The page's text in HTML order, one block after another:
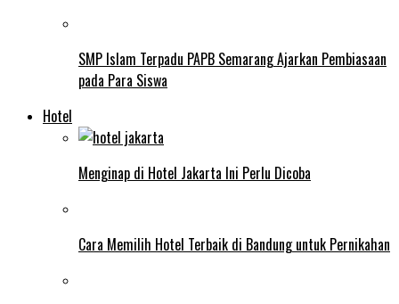
SMP Islam Terpadu PAPB Semarang Ajarkan Pembiasaan
pada Para Siswa
Hotel
Menginap di Hotel Jakarta Ini Perlu Dicoba
Cara Memilih Hotel Terbaik di Bandung untuk Pernikahan